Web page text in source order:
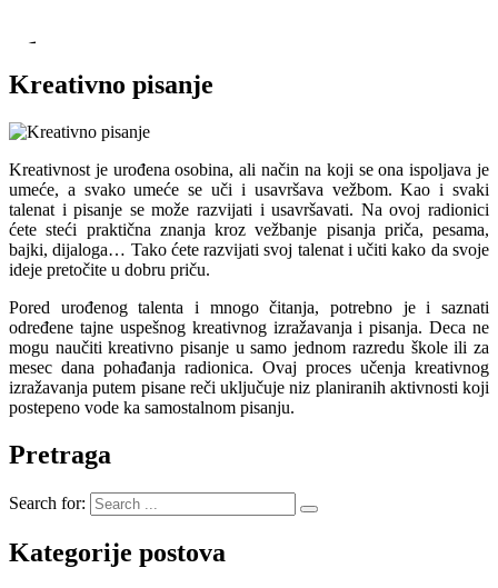
Kreativno pisanje
Kreativnost je urođena osobina, ali način na koji se ona ispoljava je
umeće, a svako umeće se uči i usavršava vežbom. Kao i svaki
talenat i pisanje se može razvijati i usavršavati. Na ovoj radionici
ćete steći praktična znanja kroz vežbanje pisanja priča, pesama,
bajki, dijaloga… Tako ćete razvijati svoj talenat i učiti kako da svoje
ideje pretočite u dobru priču.
Pored urođenog talenta i mnogo čitanja, potrebno je i saznati
određene tajne uspešnog kreativnog izražavanja i pisanja. Deca ne
mogu naučiti kreativno pisanje u samo jednom razredu škole ili za
mesec dana pohađanja radionica. Ovaj proces učenja kreativnog
izražavanja putem pisane reči uključuje niz planiranih aktivnosti koji
postepeno vode ka samostalnom pisanju.
Pretraga
Search for:
Kategorije postova